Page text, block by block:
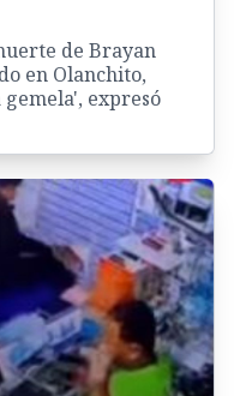
de Brayan
en Olanchito,
expresó